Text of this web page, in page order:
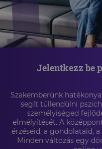
Jelentkezz be
Szakemberünk
segít túllendülni
személyiséged
elmélyítését. A
érzéseid, a gondolataid,
Minden változás egy